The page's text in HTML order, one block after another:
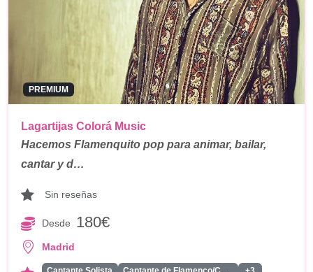
PREMIUM
Lagartijas Colorá Music
Hacemos Flamenquito pop para animar, bailar,
cantar y d…
Sin reseñas
Desde 180€
Madrid